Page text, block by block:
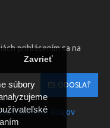
súbory
Zavrieť
prihlásením sa na
ODOSLAŤ
osobných údajov